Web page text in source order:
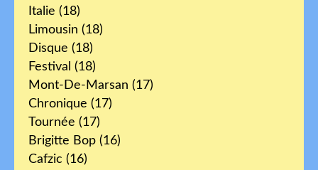
Italie (18)
Limousin (18)
Disque (18)
Festival (18)
Mont-De-Marsan (17)
Chronique (17)
Tournée (17)
Brigitte Bop (16)
Cafzic (16)